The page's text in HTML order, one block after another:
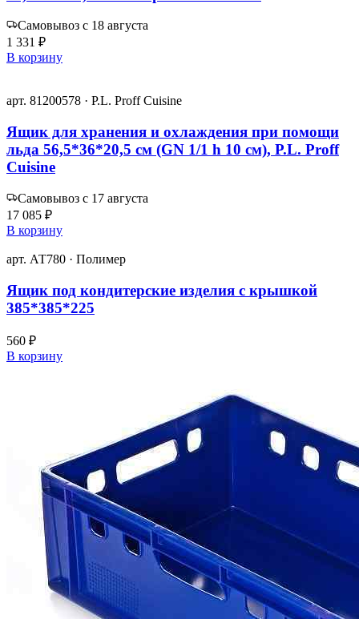
Самовывоз с 18 августа
1 331 ₽
В корзину
арт. 81200578 · P.L. Proff Cuisine
Ящик для хранения и охлаждения при помощи
льда 56,5*36*20,5 см (GN 1/1 h 10 см), P.L. Proff
Cuisine
Самовывоз с 17 августа
17 085 ₽
В корзину
арт. АТ780 · Полимер
Ящик под кондитерские изделия с крышкой
385*385*225
560 ₽
В корзину